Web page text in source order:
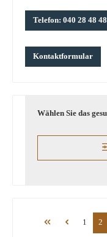
Telefon: 040 28 48
Kontaktformular
Wählen Sie das
Seite
1 2